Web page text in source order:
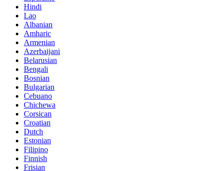
Hindi
Lao
Albanian
Amharic
Armenian
Azerbaijani
Belarusian
Bengali
Bosnian
Bulgarian
Cebuano
Chichewa
Corsican
Croatian
Dutch
Estonian
Filipino
Finnish
Frisian